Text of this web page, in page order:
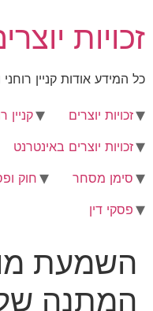
לתוכן
זכויות
כל המידע אודות קניין רוחני
זכויות יוצרים
קניין
זכויות יוצרים באינטרנט
סימן מסחר
חוק
פסקי דין
השמעת
המתנה